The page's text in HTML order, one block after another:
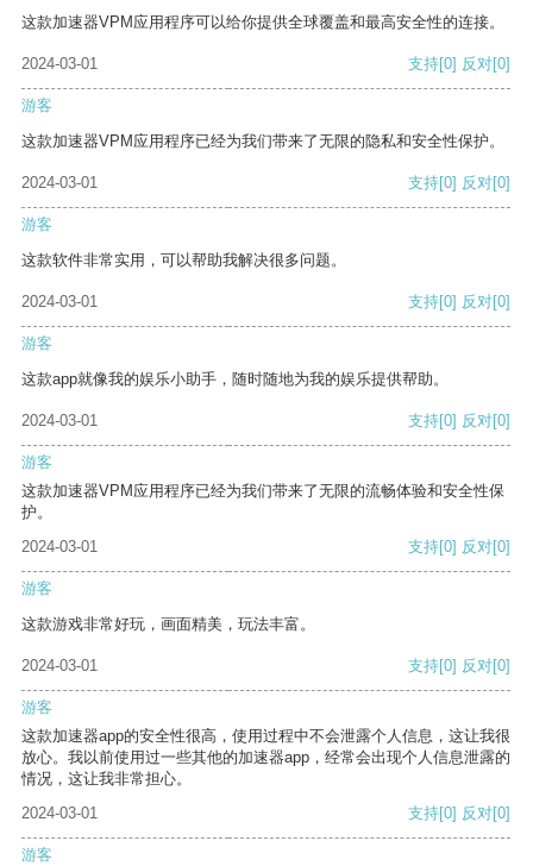
这款加速器VPM应用程序可以给你提供全球覆盖和最高安全性的连接。
2024-03-01 支持[0] 反对[0]
游客
这款加速器VPM应用程序已经为我们带来了无限的隐私和安全性保护。
2024-03-01 支持[0] 反对[0]
游客
这款软件非常实用，可以帮助我解决很多问题。
2024-03-01 支持[0] 反对[0]
游客
这款app就像我的娱乐小助手，随时随地为我的娱乐提供帮助。
2024-03-01 支持[0] 反对[0]
游客
这款加速器VPM应用程序已经为我们带来了无限的流畅体验和安全性保
护。
2024-03-01
支持[0] 反对[0]
游客
这款游戏非常好玩，画面精美，玩法丰富。
2024-03-01 支持[0] 反对[0]
游客
这款加速器app的安全性很高，使用过程中不会泄露个人信息，这让我很
放心。我以前使用过一些其他的加速器app，经常会出现个人信息泄露的
情况，这让我非常担心。
2024-03-01
支持[0] 反对[0]
游客